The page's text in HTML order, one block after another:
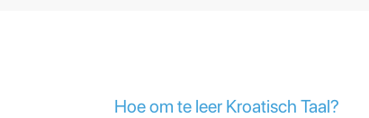
Hoe om te leer Kroatisch Taal?